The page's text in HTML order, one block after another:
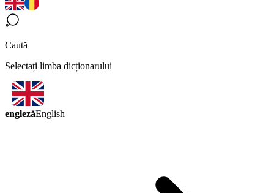
Caută
Selectați limba dicționarului
englezăEnglish